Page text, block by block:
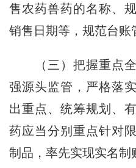
售农药兽药的名称、
销售日期等，规范台账
（三）把握重点
强源头监管，严格落
出重点、统筹规划、
药应当分别重点针对
制品，率先实现实名制